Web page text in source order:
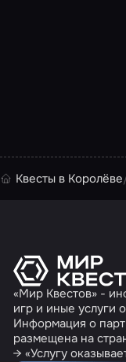
Квесты в Королёве
«Мир Квестов» -
игр и иные услуги
Информация о
размещена на
→ «Услугу